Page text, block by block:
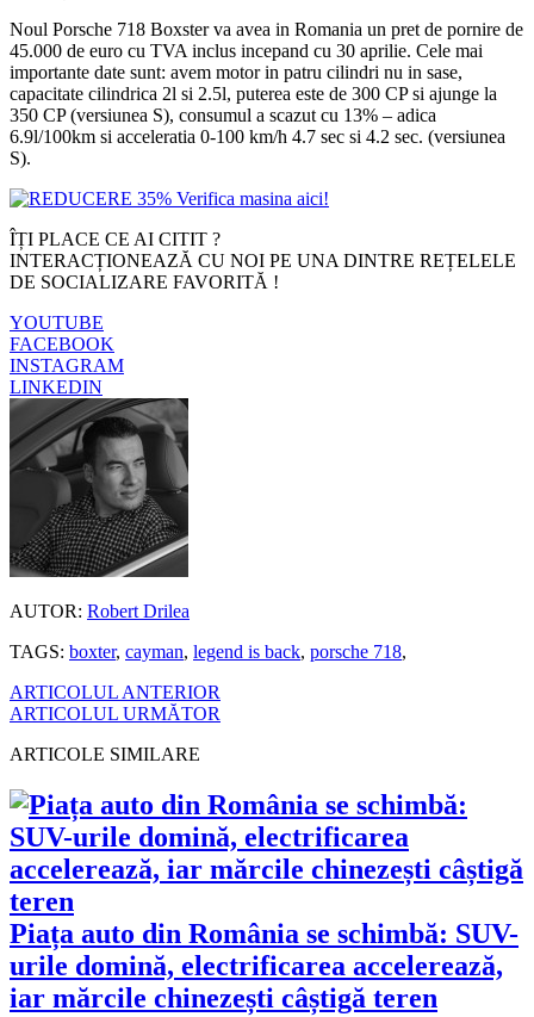
Noul Porsche 718 Boxster va avea in Romania un pret de pornire de
45.000 de euro cu TVA inclus incepand cu 30 aprilie. Cele mai
importante date sunt: avem motor in patru cilindri nu in sase,
capacitate cilindrica 2l si 2.5l, puterea este de 300 CP si ajunge la
350 CP (versiunea S), consumul a scazut cu 13% – adica
6.9l/100km si acceleratia 0-100 km/h 4.7 sec si 4.2 sec. (versiunea
S).
ÎȚI PLACE CE AI CITIT ?
INTERACȚIONEAZĂ CU NOI PE UNA DINTRE REȚELELE
DE SOCIALIZARE FAVORITĂ !
YOUTUBE
FACEBOOK
INSTAGRAM
LINKEDIN
AUTOR: Robert Drilea
TAGS: boxter, cayman, legend is back, porsche 718,
ARTICOLUL ANTERIOR
ARTICOLUL URMĂTOR
ARTICOLE SIMILARE
Piața auto din România se schimbă: SUV-
urile domină, electrificarea accelerează,
iar mărcile chinezești câștigă teren